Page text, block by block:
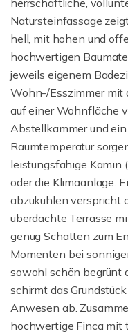
herrschaftliche,
Natursteinfassage
hell, mit hohen und
hochwertigen
jeweils eigenem
Wohn-/Esszimmer mit
auf einer Wohnfläche
Abstellkammer und
Raumtemperatur
leistungsfähige Kamin
oder die Klimaanlage.
abzukühlen verspricht
überdachte Terrasse
genug Schatten zum
Momenten bei
sowohl schön begrünt
schirmt das
Anwesen ab.
hochwertige Finca mit